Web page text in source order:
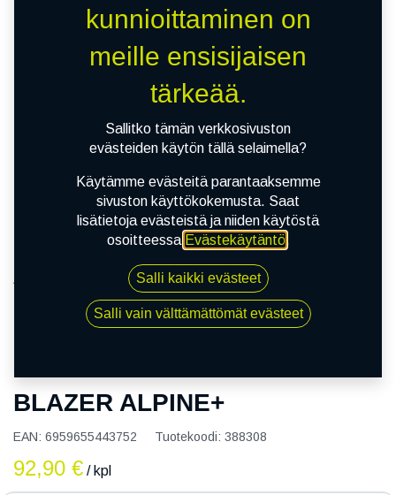
165/65R14 79T SAILUN ICE BLAZER ALPINE+
BLAZER ALPINE+
EAN: 6959655443752 Tuotekoodi: 388308
92,90 € / kpl
kunnioittaminen on
meille ensisijaisen
tärkeää.
Sallitko tämän verkkosivuston
evästeiden käytön tällä selaimella?
Käytämme evästeitä parantaaksemme
sivuston käyttökokemusta. Saat
lisätietoja evästeistä ja niiden käytöstä
osoitteessa Evästekäytäntö.
Salli kaikki evästeet
Salli vain välttämättömät evästeet